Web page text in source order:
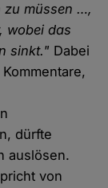
zu müssen …,
wobei das
sinkt." Dabei
dürfte
auslösen.
von